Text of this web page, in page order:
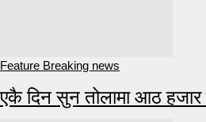
Feature Breaking news
एकै दिन सुन तोलामा आठ हजार